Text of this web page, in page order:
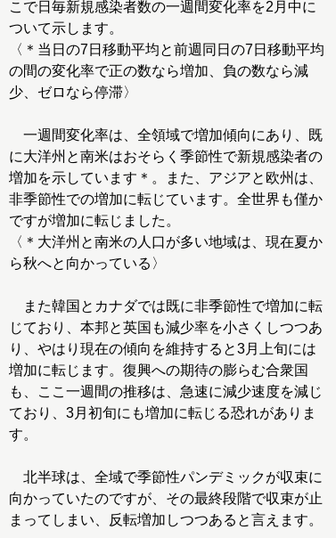
こで日毎新規感染者数の一週間変化率を2月中に
ついて示します。
〈＊当日の7日移動平均と前週同日の7日移動平均
の間の変化率で正の数なら増加、負の数なら減
少、ゼロなら停滞〉
一週間変化率は、全領域で増加傾向にあり、既
に大洋州と南米はおそらく季節性で新規感染者の
増加を示しています＊。また、アジアと欧州は、
非季節性での増加に転じています。全世界も僅か
ですが増加に転じました。
〈＊大洋州と南米の人口が多い地域は、現在夏か
ら秋へと向かっている〉
また韓国とカナダでは既に非季節性で増加に転
じており、本邦と英国も減少率を小さくしつつあ
り、やはり現在の傾向を維持すると3月上旬には
増加に転じます。復興への期待の膨らむ合衆国
も、ここ一週間の推移は、急速に減少速度を減じ
ており、3月初旬にも増加に転じる恐れがありま
す。
北半球は、全域で季節性パンデミックが収束に
向かっていたのですが、その最終段階で収束が止
まってしまい、反転増加しつつあると言えます。